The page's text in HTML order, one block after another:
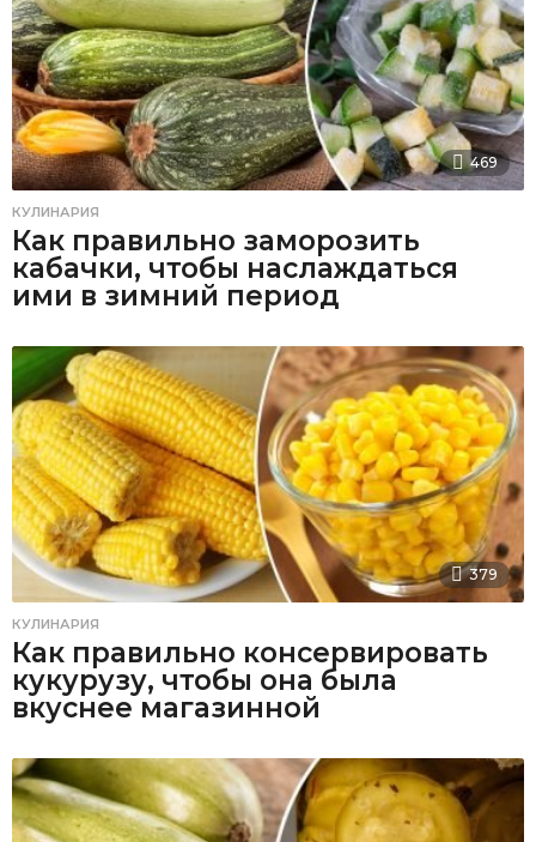
469
КУЛИНАРИЯ
Как правильно заморозить
кабачки, чтобы наслаждаться
ими в зимний период
379
КУЛИНАРИЯ
Как правильно консервировать
кукурузу, чтобы она была
вкуснее магазинной